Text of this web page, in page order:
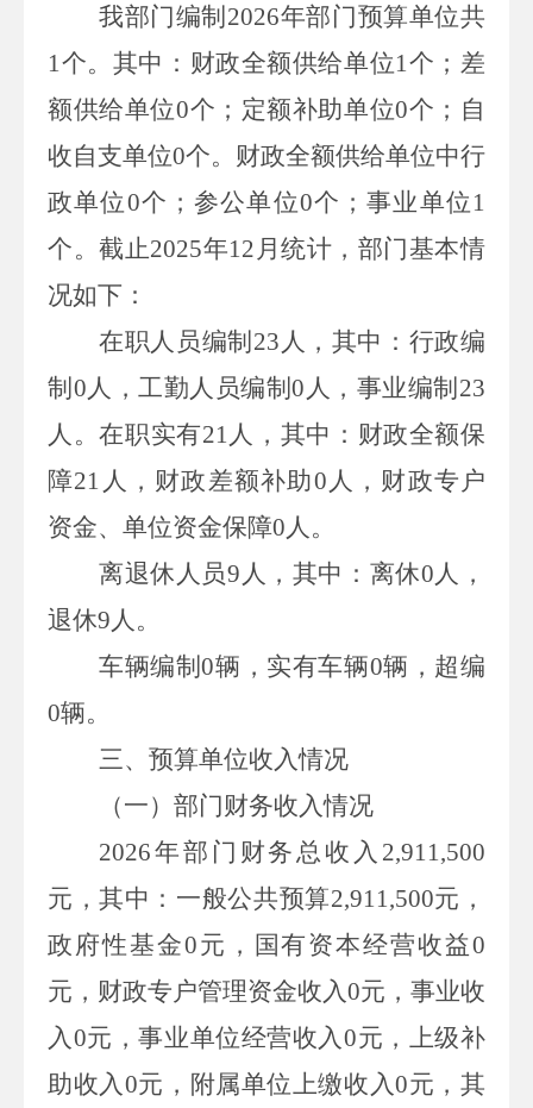
我部门编制 2026年部门预算单位共
1个。其中：财政全额供给单位1个；差
额供给单位0个；定额补助单位0个；自
收自支单位0个。财政全额供给单位中行
政单位0个；参公单位0个；事业单位 1
个。截止2025年12 月统计，部门基本情
况如下：
在职人员编制 23 人，其中：行政编
制 0人，工勤人员编制0 人，事业编制 23
人。在职实有21人，其中：财政全额保
障21 人，财政差额补助0 人，财政专户
资金、单位资金保障0人。
离退休人员9 人，其中：离休0人，
退休9人。
车辆编制0辆，实有车辆0辆，超编
0辆。
三、预算单位收入情况
（一）部门财务收入情况
2026年部门财务总收入 2,911,500
元，其中：一般公共预算2,911,500元，
政府性基金0元，国有资本经营收益0
元，财政专户管理资金收入0元，事业收
入0元，事业单位经营收入0元，上级补
助收入0元，附属单位上缴收入0元，其